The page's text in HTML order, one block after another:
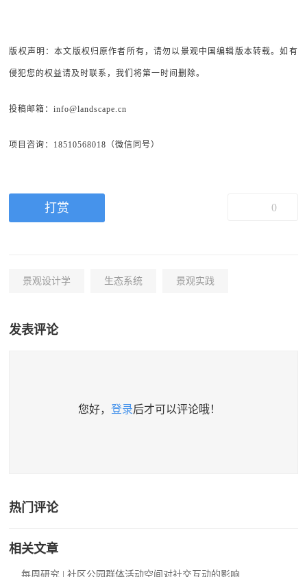
版权声明：本文版权归原作者所有，请勿以景观中国编辑版本转载。如有
侵犯您的权益请及时联系，我们将第一时间删除。
投稿邮箱：info@landscape.cn
项目咨询：18510568018（微信同号）
打赏 0
景观设计学 生态系统 景观实践
发表评论
您好， 登录后才可以评论哦！
热门评论
相关文章
每周研究 | 社区公园群体活动空间对社交互动的影响